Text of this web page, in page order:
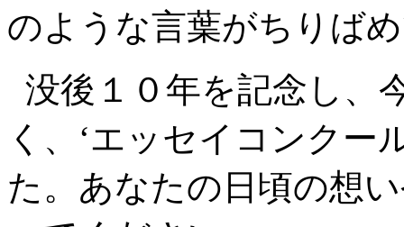
のような言葉がちりば
没後１０年を記念し、
く、‘エッセイコンクー
た。あなたの日頃の想